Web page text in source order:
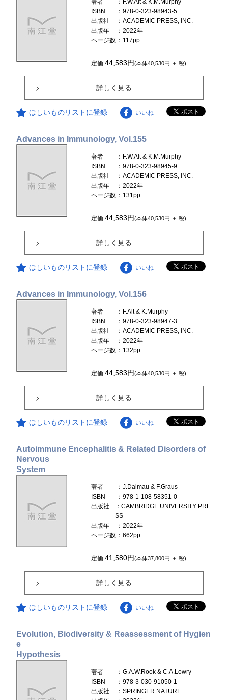
著者
：F.W.Alt & K.M.Murphy
ISBN
：978-0-323-98943-5
出版社
：ACADEMIC PRESS, INC.
出版年
：2022年
ページ数 ：117pp.
定価44,583円(本体40,530円 ＋ 税)
詳しく見る
ほしいものリストに登録 いいね
Advances in Immunology, Vol.155
著者
：F.W.Alt & K.M.Murphy
ISBN
：978-0-323-98945-9
出版社
：ACADEMIC PRESS, INC.
出版年
：2022年
ページ数 ：131pp.
定価44,583円(本体40,530円 ＋ 税)
詳しく見る
ほしいものリストに登録 いいね
Advances in Immunology, Vol.156
著者
：F.Alt & K.Murphy
ISBN
：978-0-323-98947-3
出版社
：ACADEMIC PRESS, INC.
出版年
：2022年
ページ数 ：132pp.
定価44,583円(本体40,530円 ＋ 税)
詳しく見る
ほしいものリストに登録 いいね
Autoimmune Encephalitis & Related Disorders of
Nervous
System
著者
：J.Dalmau & F.Graus
ISBN
：978-1-108-58351-0
出版社
：CAMBRIDGE UNIVERSITY PRE
SS
出版年
：2022年
ページ数 ：662pp.
定価41,580円(本体37,800円 ＋ 税)
詳しく見る
ほしいものリストに登録 いいね
Evolution, Biodiversity & Reassessment of Hygien
e
Hypothesis
著者
：G.A.W.Rook & C.A.Lowry
ISBN
：978-3-030-91050-1
出版社
：SPRINGER NATURE